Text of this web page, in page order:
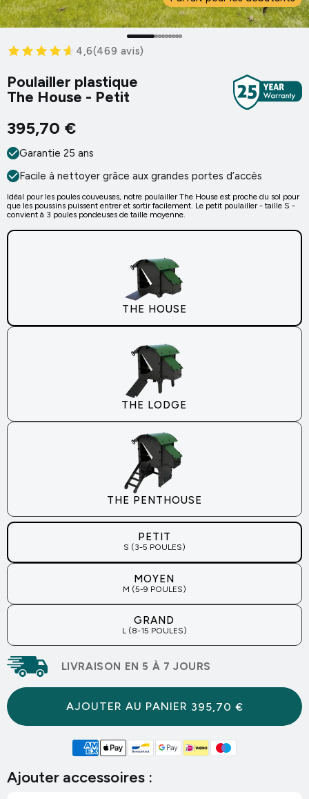
The Lodge
Disponible en S, M et L pour 3, 5 et 8 poules
À partir de 465,12 €
The Wagon
Disponible en taille unique pour 8 poules
Unique Design
Roues pour Penthouse
Déplacez votre Penthouse facilement
À partir de 89,26 €
Nouveau 2025
Agrandissez votre enclos Nestera
À partir de 197,35 €
À partir de 365,95 €
Compatible avec le poulailler Aspen 6
À partir de 365,95 €
Nouveau
4,6(469 avis)
Poulailler plastique
The House - Petit
395,70 €
Garantie 25 ans
Facile à nettoyer grâce aux grandes portes d’accès
Idéal pour les poules couveuses, notre poulailler The House est proche du sol pour
que les poussins puissent entrer et sortir facilement. Le petit poulailler - taille S -
convient à 3 poules pondeuses de taille moyenne.
THE HOUSE
THE LODGE
THE PENTHOUSE
PETIT
S (3-5 POULES)
MOYEN
M (5-9 POULES)
GRAND
L (8-15 POULES)
LIVRAISON EN 5 À 7 JOURS
AJOUTER AU PANIER 395,70 €
Ajouter accessoires :